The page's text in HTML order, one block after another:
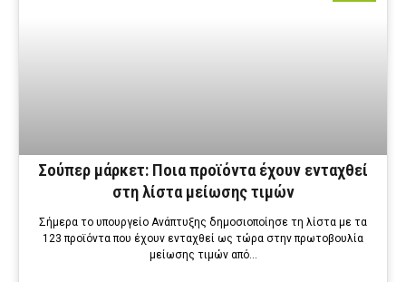
Σούπερ μάρκετ: Ποια προϊόντα έχουν ενταχθεί
στη λίστα μείωσης τιμών
Σήμερα το υπουργείο Ανάπτυξης δημοσιοποίησε τη λίστα με τα
123 προϊόντα που έχουν ενταχθεί ως τώρα στην πρωτοβουλία
μείωσης τιμών από…